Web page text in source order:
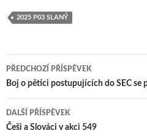
2025 P03 SLANÝ
Navigace
pro
příspěvek
PŘEDCHOZÍ PŘÍSPĚVEK
Boj o pětici postupujících do SEC se
DALŠÍ PŘÍSPĚVEK
Češi a Slováci v akci 549